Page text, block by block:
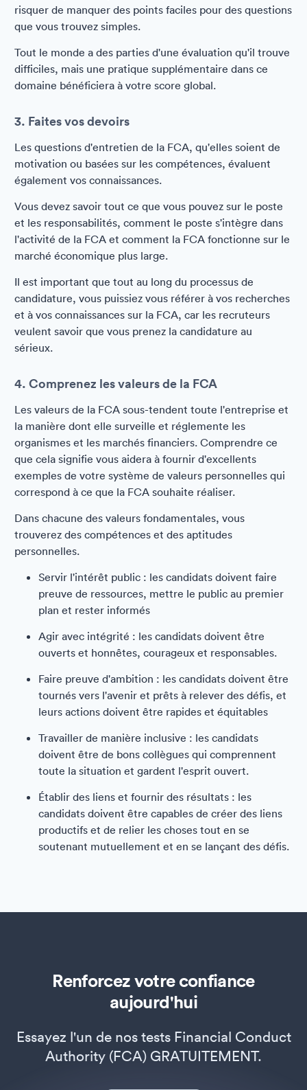
risquer de manquer des points faciles pour des questions
que vous trouvez simples.
Tout le monde a des parties d'une évaluation qu'il trouve
difficiles, mais une pratique supplémentaire dans ce
domaine bénéficiera à votre score global.
3. Faites vos devoirs
Les questions d'entretien de la FCA, qu'elles soient de
motivation ou basées sur les compétences, évaluent
également vos connaissances.
Vous devez savoir tout ce que vous pouvez sur le poste
et les responsabilités, comment le poste s'intègre dans
l'activité de la FCA et comment la FCA fonctionne sur le
marché économique plus large.
Il est important que tout au long du processus de
candidature, vous puissiez vous référer à vos recherches
et à vos connaissances sur la FCA, car les recruteurs
veulent savoir que vous prenez la candidature au
sérieux.
4. Comprenez les valeurs de la FCA
Les valeurs de la FCA sous-tendent toute l'entreprise et
la manière dont elle surveille et réglemente les
organismes et les marchés financiers. Comprendre ce
que cela signifie vous aidera à fournir d'excellents
exemples de votre système de valeurs personnelles qui
correspond à ce que la FCA souhaite réaliser.
Dans chacune des valeurs fondamentales, vous
trouverez des compétences et des aptitudes
personnelles.
Servir l'intérêt public : les candidats doivent faire
preuve de ressources, mettre le public au premier
plan et rester informés
Agir avec intégrité : les candidats doivent être
ouverts et honnêtes, courageux et responsables.
Faire preuve d'ambition : les candidats doivent être
tournés vers l'avenir et prêts à relever des défis, et
leurs actions doivent être rapides et équitables
Travailler de manière inclusive : les candidats
doivent être de bons collègues qui comprennent
toute la situation et gardent l'esprit ouvert.
Établir des liens et fournir des résultats : les
candidats doivent être capables de créer des liens
productifs et de relier les choses tout en se
soutenant mutuellement et en se lançant des défis.
Renforcez votre confiance
aujourd'hui
Essayez l'un de nos tests Financial Conduct
Authority (FCA) GRATUITEMENT.